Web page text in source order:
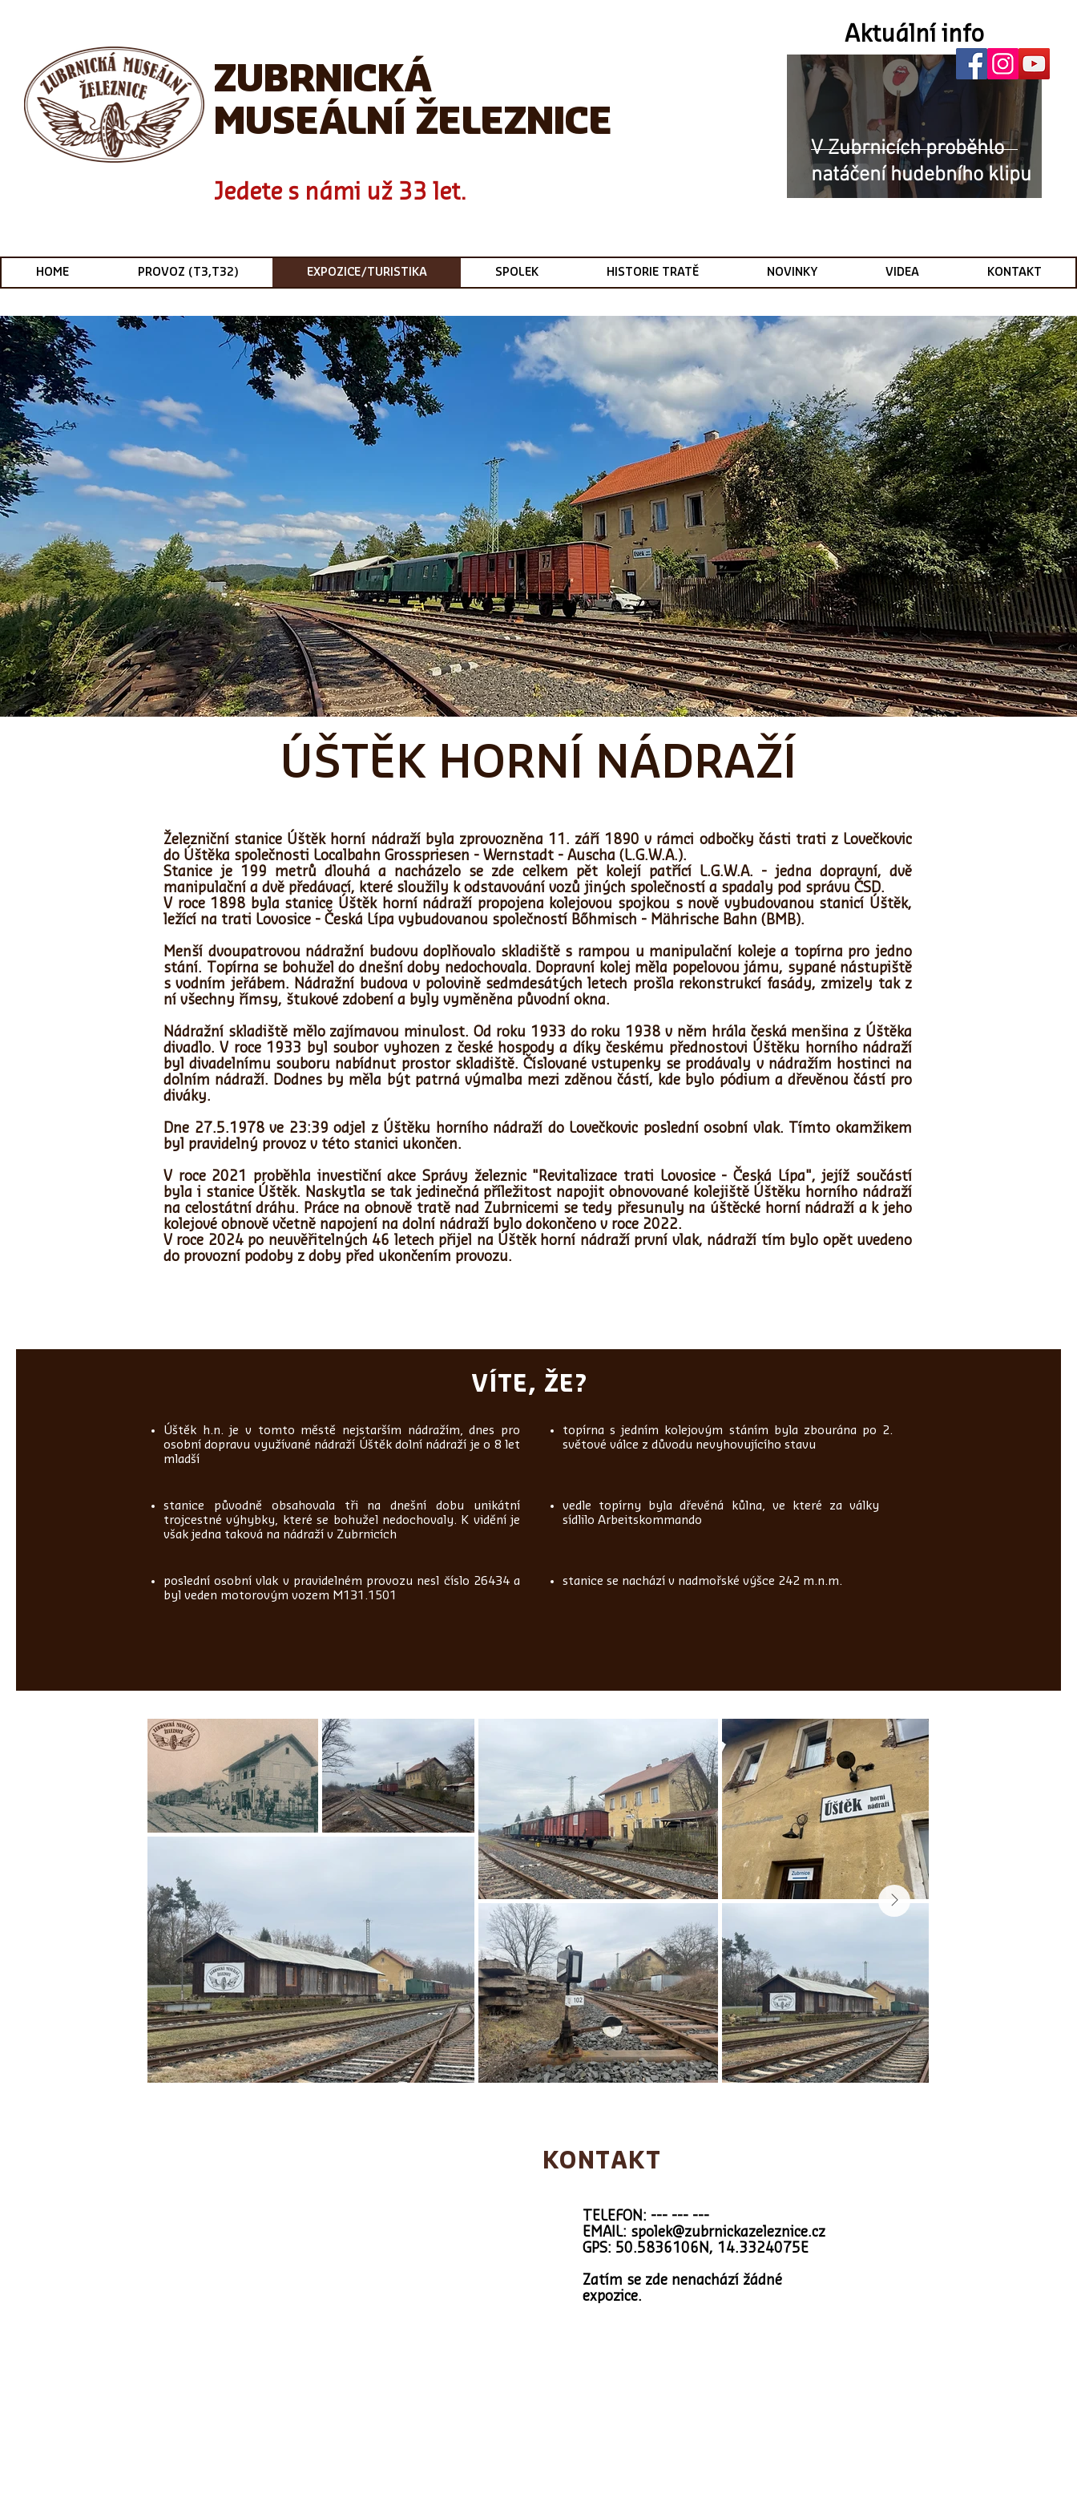
ZUBRNICKÁ
MUSEÁLNÍ ŽELEZNICE
Jedete s námi už 33 let.
Aktuální info
V Zubrnicích proběhlo
natáčení hudebního klipu
HOME PROVOZ (T3,T32) EXPOZICE/TURISTIKA SPOLEK HISTORIE TRATĚ NOVINKY VIDEA KONTAKT
ÚŠTĚK HORNÍ NÁDRAŽÍ
Železniční stanice Úštěk horní nádraží byla zprovozněna 11. září 1890 v rámci odbočky části trati z Lovečkovic
do Úštěka společnosti Localbahn Grosspriesen - Wernstadt - Auscha (L.G.W.A.).
Stanice je 199 metrů dlouhá a nacházelo se zde celkem pět kolejí patřící L.G.W.A. - jedna dopravní, dvě
manipulační a dvě předávací, které sloužily k odstavování vozů jiných společností a spadaly pod správu ČSD.
V roce 1898 byla stanice Úštěk horní nádraží propojena kolejovou spojkou s nově vybudovanou stanicí Úštěk,
ležící na trati Lovosice - Česká Lípa vybudovanou společností Bőhmisch - Mährische Bahn (BMB).
Menší dvoupatrovou nádražní budovu doplňovalo skladiště s rampou u manipulační koleje a topírna pro jedno
stání. Topírna se bohužel do dnešní doby nedochovala. Dopravní kolej měla popelovou jámu, sypané nástupiště
s vodním jeřábem. Nádražní budova v polovině sedmdesátých letech prošla rekonstrukcí fasády, zmizely tak z
ní všechny římsy, štukové zdobení a byly vyměněna původní okna.
​Nádražní skladiště mělo zajímavou minulost. Od roku 1933 do roku 1938 v něm hrála česká menšina z Úštěka
divadlo. V roce 1933 byl soubor vyhozen z české hospody a díky českému přednostovi Úštěku horního nádraží
byl divadelnímu souboru nabídnut prostor skladiště. Číslované vstupenky se prodávaly v nádražím hostinci na
dolním nádraží. Dodnes by měla být patrná výmalba mezi zděnou částí, kde bylo pódium a dřevěnou částí pro
diváky.
Dne 27.5.1978 ve 23:39 odjel z Úštěku horního nádraží do Lovečkovic poslední osobní vlak. Tímto okamžikem
byl pravidelný provoz v této stanici ukončen.
V roce 2021 proběhla investiční akce Správy železnic "Revitalizace trati Lovosice - Česká Lípa", jejíž součástí
byla i stanice Úštěk. Naskytla se tak jedinečná příležitost napojit obnovované kolejiště Úštěku horního nádraží
na celostátní dráhu. Práce na obnově tratě nad Zubrnicemi se tedy přesunuly na úštěcké horní nádraží a k jeho
kolejové obnově včetně napojení na dolní nádraží bylo dokončeno v roce 2022.
V roce 2024 po neuvěřitelných 46 letech přijel na Úštěk horní nádraží první vlak, nádraží tím bylo opět uvedeno
do provozní podoby z doby před ukončením provozu.
VÍTE, ŽE?
Úštěk h.n. je v tomto městě nejstarším nádražím, dnes pro
osobní dopravu využívané nádraží Úštěk dolní nádraží je o 8 let
mladší
stanice původně obsahovala tři na dnešní dobu unikátní
trojcestné výhybky, které se bohužel nedochovaly. K vidění je
však jedna taková na nádraží v Zubrnicích
poslední osobní vlak v pravidelném provozu nesl číslo 26434 a
byl veden motorovým vozem M131.1501
topírna s jedním kolejovým stáním byla zbourána po 2.
světové válce z důvodu nevyhovujícího stavu
vedle topírny byla dřevěná kůlna, ve které za války
sídlilo Arbeitskommando
stanice se nachází v nadmořské výšce 242 m.n.m.
KONTAKT
TELEFON: --- --- ---
EMAIL: spolek@zubrnickazeleznice.cz
GPS: 50.5836106N, 14.3324075E
Zatím se zde nenachází žádné
expozice.